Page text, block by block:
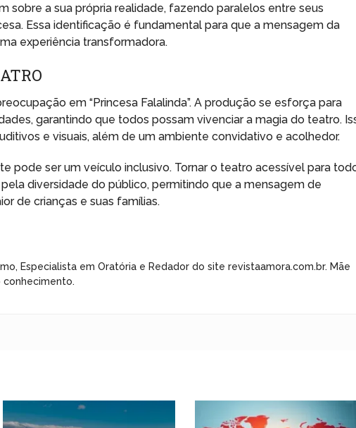
sobre a sua própria realidade, fazendo paralelos entre seus
Essa identificação é fundamental para que a mensagem da
experiência transformadora.
em “Princesa Falalinda”. A produção se esforça para
garantindo que todos possam vivenciar a magia do teatro.
e visuais, além de um ambiente convidativo e acolhedor.
pode ser um veículo inclusivo. Tornar o teatro acessível para
diversidade do público, permitindo que a mensagem de
de crianças e suas famílias.
Especialista em Oratória e Redador do site revistaamora.com.br. Mãe